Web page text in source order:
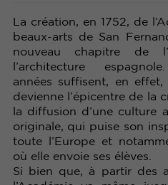
La création, en 1752, de
beaux-arts de San
nouveau chapitre de
l’architecture
années suffisent, en effet,
devienne l’épicentre de la
la diffusion d’une culture
originale, qui puise son
toute l’Europe et
où elle envoie ses élèves.
Si bien que, à partir des